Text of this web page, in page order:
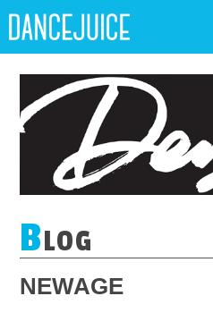
BLOG
NEWAGE